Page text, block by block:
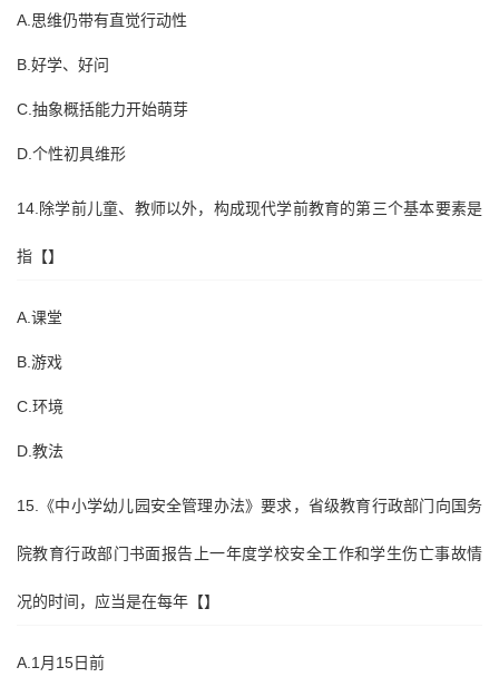
A.思维仍带有直觉行动性
B.好学、好问
C.抽象概括能力开始萌芽
D.个性初具维形
14.除学前儿童、教师以外，构成现代学前教育的第三个基本要素是
指【】
A.课堂
B.游戏
C.环境
D.教法
15.《中小学幼儿园安全管理办法》要求，省级教育行政部门向国务
院教育行政部门书面报告上一年度学校安全工作和学生伤亡事故情
况的时间，应当是在每年【】
A.1月15日前